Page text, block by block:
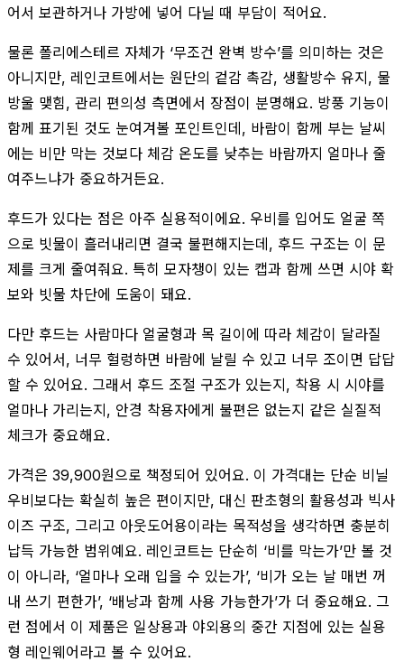
어서 보관하거나 가방에 넣어 다닐 때 부담이 적어요.
물론 폴리에스테르 자체가 ‘무조건 완벽 방수’를 의미하는 것은
아니지만, 레인코트에서는 원단의 겉감 촉감, 생활방수 유지, 물
방울 맺힘, 관리 편의성 측면에서 장점이 분명해요. 방풍 기능이
함께 표기된 것도 눈여겨볼 포인트인데, 바람이 함께 부는 날씨
에는 비만 막는 것보다 체감 온도를 낮추는 바람까지 얼마나 줄
여주느냐가 중요하거든요.
후드가 있다는 점은 아주 실용적이에요. 우비를 입어도 얼굴 쪽
으로 빗물이 흘러내리면 결국 불편해지는데, 후드 구조는 이 문
제를 크게 줄여줘요. 특히 모자챙이 있는 캡과 함께 쓰면 시야 확
보와 빗물 차단에 도움이 돼요.
다만 후드는 사람마다 얼굴형과 목 길이에 따라 체감이 달라질
수 있어서, 너무 헐렁하면 바람에 날릴 수 있고 너무 조이면 답답
할 수 있어요. 그래서 후드 조절 구조가 있는지, 착용 시 시야를
얼마나 가리는지, 안경 착용자에게 불편은 없는지 같은 실질적
체크가 중요해요.
가격은 39,900원으로 책정되어 있어요. 이 가격대는 단순 비닐
우비보다는 확실히 높은 편이지만, 대신 판초형의 활용성과 빅사
이즈 구조, 그리고 아웃도어용이라는 목적성을 생각하면 충분히
납득 가능한 범위예요. 레인코트는 단순히 ‘비를 막는가’만 볼 것
이 아니라, ‘얼마나 오래 입을 수 있는가’, ‘비가 오는 날 매번 꺼
내 쓰기 편한가’, ‘배낭과 함께 사용 가능한가’가 더 중요해요. 그
런 점에서 이 제품은 일상용과 야외용의 중간 지점에 있는 실용
형 레인웨어라고 볼 수 있어요.